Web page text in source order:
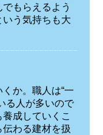
もらえるよう
う気持ちも大
か。職人は“一
る人が多いので
成していくこ
わる建材を扱